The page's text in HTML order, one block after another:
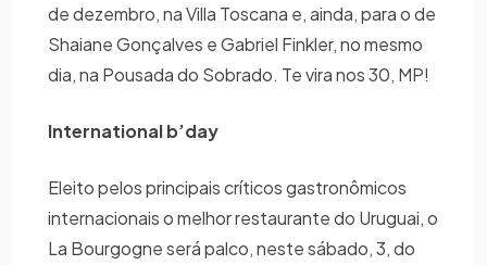
de dezembro, na Villa Toscana e, ainda, para o de
Shaiane Gonçalves e Gabriel Finkler, no mesmo
dia, na Pousada do Sobrado. Te vira nos 30, MP!
International b’day
Eleito pelos principais críticos gastronômicos
internacionais o melhor restaurante do Uruguai, o
La Bourgogne será palco, neste sábado, 3, do